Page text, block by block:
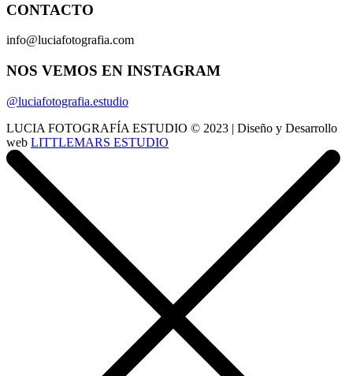
CONTACTO
info@luciafotografia.com
NOS VEMOS EN INSTAGRAM
@luciafotografia.estudio
LUCIA FOTOGRAFÍA ESTUDIO © 2023 | Diseño y Desarrollo
web LITTLEMARS ESTUDIO